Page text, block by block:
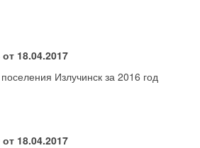
18.04.2017
Излучинск за 2016 год
18.04.2017